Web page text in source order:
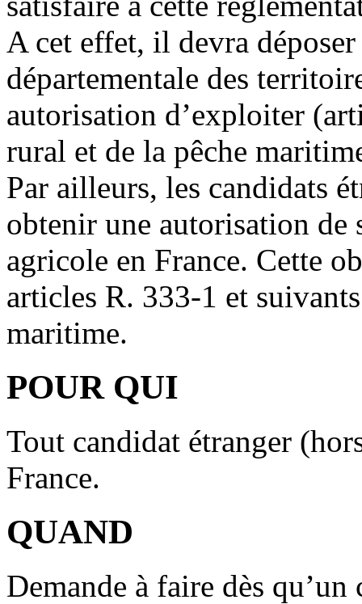
A cet effet, il devra
départementale des
autorisation d’exploiter
rural et de la pêche
Par ailleurs, les candidats
obtenir une autorisation de
agricole en France. Cette
articles R. 333-1 et
maritime.
POUR QUI
Tout candidat étranger
France.
QUAND
Demande à faire dès